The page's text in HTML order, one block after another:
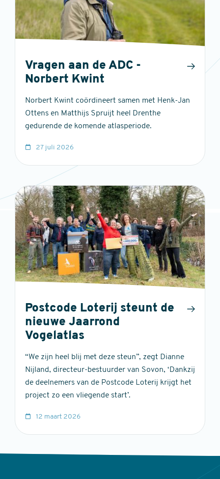
Vragen aan de ADC -
Norbert Kwint
Norbert Kwint coördineert samen met Henk-Jan
Ottens en Matthijs Spruijt heel Drenthe
gedurende de komende atlasperiode.
27 juli 2026
Postcode Loterij steunt de
nieuwe Jaarrond
Vogelatlas
“We zijn heel blij met deze steun”, zegt Dianne
Nijland, directeur-bestuurder van Sovon, ‘Dankzij
de deelnemers van de Postcode Loterij krijgt het
project zo een vliegende start’.
12 maart 2026